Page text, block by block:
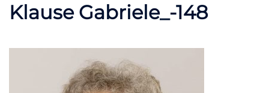
Klause Gabriele_-148